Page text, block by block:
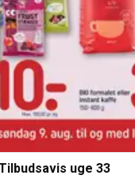
uge 33